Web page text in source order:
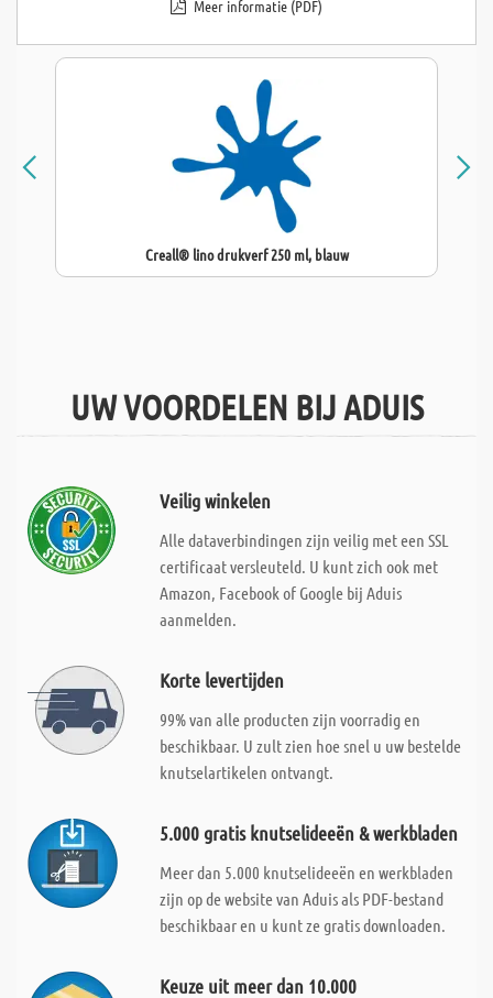
Meer informatie (PDF)
Creall® lino drukverf 250 ml, blauw
UW VOORDELEN BIJ ADUIS
Veilig winkelen
Alle dataverbindingen zijn veilig met een SSL
certificaat versleuteld. U kunt zich ook met
Amazon, Facebook of Google bij Aduis
aanmelden.
Korte levertijden
99% van alle producten zijn voorradig en
beschikbaar. U zult zien hoe snel u uw bestelde
knutselartikelen ontvangt.
5.000 gratis knutselideeën & werkbladen
Meer dan 5.000 knutselideeën en werkbladen
zijn op de website van Aduis als PDF-bestand
beschikbaar en u kunt ze gratis downloaden.
Keuze uit meer dan 10.000